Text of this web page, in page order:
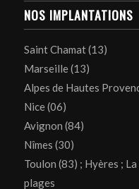
NOS IMPLANTATIONS
Saint Chamat (13)
Marseille (13)
Alpes de Hautes
Nice (06)
Avignon (84)
Nîmes (30)
Toulon (83) ; Hyères ;
plages